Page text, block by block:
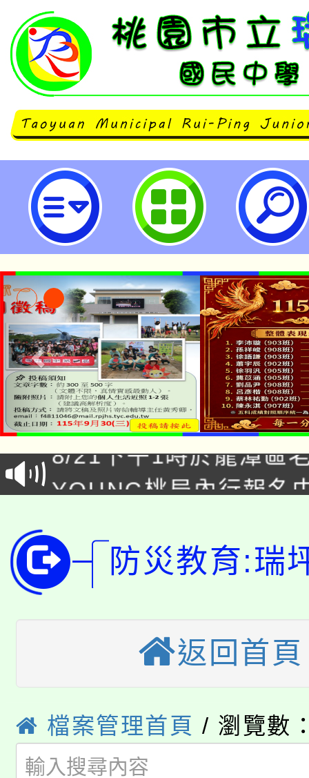
瑞坪國中防災教育成果
「本色祭」8/29、30在
場熱烈登場!
徵才活動。
YOUNG桃局內行報名
開!
115年桃園市運動會8/
田徑場及游泳池舉行。
桃園市低收入戶享有免
視費優惠，中低收入戶
半價優惠，詳情可洽有
大園自造教育及科技中
份教師增能研習
大溪自造教育及科技
份教師研習
淨零綠生活教案入校路
會
115年食農教育專業人
程
「本色祭」8/29、30在
防災教育:瑞
返回首頁
檔案管理首頁 / 瀏覽數